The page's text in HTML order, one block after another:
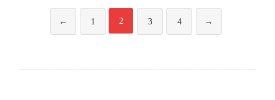
← 1 2 3 4 →